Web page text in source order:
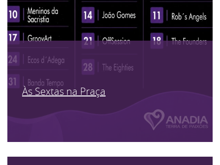
Às Sextas na Praça